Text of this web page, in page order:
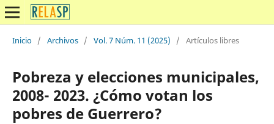
Inicio / Archivos / Vol. 7 Núm. 11 (2025) / Artículos libres
Pobreza y elecciones municipales,
2008- 2023. ¿Cómo votan los
pobres de Guerrero?